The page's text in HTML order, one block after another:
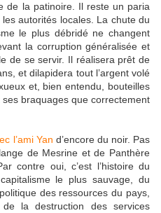
de la patinoire. Il reste un paria
autorités locales. La chute du
le plus débridé ne changent
la corruption généralisée et
de se servir. Il réalisera prêt de
et dilapidera tout l’argent volé
et, bien entendu, bouteilles
braquages que correctement
l’ami Yan d’encore du noir. Pas
de Mesrine et de Panthère
contre oui, c’est l’histoire du
le plus sauvage, du
des ressources du pays,
la destruction des services